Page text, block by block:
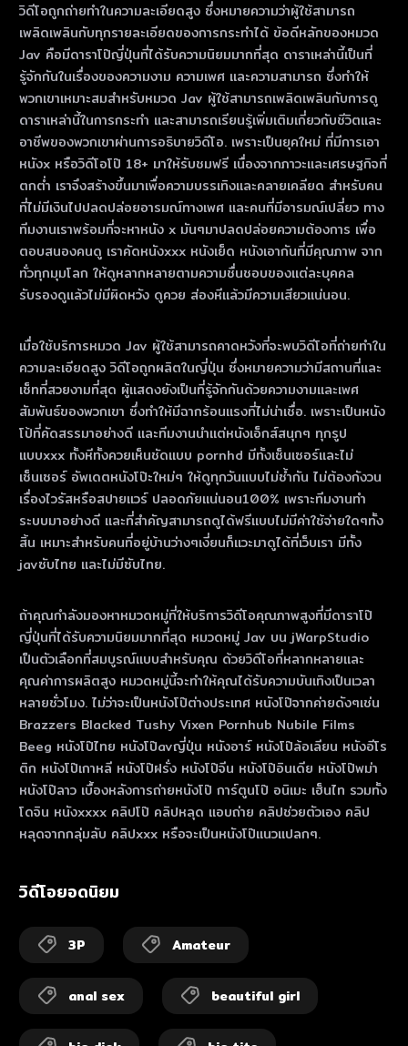
วิดีโอถูกถ่ายทําในความละเอียดสูง ซึ่งหมายความว่าผู้ใช้สามารถ
เพลิดเพลินกับทุกรายละเอียดของการกระทําได้ ข้อดีหลักของหมวด
Jav คือมีดาราโป๊ญี่ปุ่นที่ได้รับความนิยมมากที่สุด ดาราเหล่านี้เป็นที่
รู้จักกันในเรื่องของความงาม ความเพศ และความสามารถ ซึ่งทําให้
พวกเขาเหมาะสมสําหรับหมวด Jav ผู้ใช้สามารถเพลิดเพลินกับการดู
ดาราเหล่านี้ในการกระทํา และสามารถเรียนรู้เพิ่มเติมเกี่ยวกับชีวิตและ
อาชีพของพวกเขาผ่านการอธิบายวิดีโอ. เพราะเป็นยุคใหม่ ที่มีการเอา
หนังx หรือวิดีโอโป๊ 18+ มาให้รับชมฟรี เนื่องจากภาวะและเศรษฐกิจที่
ตกต่ำ เราจึงสร้างขึ้นมาเพื่อความบรรเทิงและคลายเคลียด สำหรับคน
ที่ไม่มีเงินไปปลดปล่อยอารมณ์ทางเพศ และคนที่มีอารมณ์เปลี่ยว ทาง
ทีมงานเราพร้อมที่จะหาหนัง x มันๆมาปลดปล่อยความต้องการ เพื่อ
ตอบสนองคนดู เราคัดหนังxxx หนังเย็ด หนังเอากันที่มีคุณภาพ จาก
ทั่วทุกมุมโลก ให้ดูหลากหลายตามความชื่นชอบของแต่ละบุคคล
รับรองดูแล้วไม่มีผิดหวัง ดูควย ส่องหีแล้วมีความเสียวแน่นอน.
เมื่อใช้บริการหมวด Jav ผู้ใช้สามารถคาดหวังที่จะพบวิดีโอที่ถ่ายทําใน
ความละเอียดสูง วิดีโอถูกผลิตในญี่ปุ่น ซึ่งหมายความว่ามีสถานที่และ
เซ็ทที่สวยงามที่สุด ผู้แสดงยังเป็นที่รู้จักกันด้วยความงามและเพศ
สัมพันธ์ของพวกเขา ซึ่งทําให้มีฉากร้อนแรงที่ไม่น่าเชื่อ. เพราะเป็นหนัง
โป้ที่คัดสรรมาอย่างดี และทีมงานนำแต่หนังเอ็กส์สนุกๆ ทุกรูป
แบบxxx ทั้งหีทั้งควยเห็นชัดแบบ pornhd มีทั้งเซ็นเซอร์และไม่
เซ็นเซอร์ อัพเดตหนังโป๊ะใหม่ๆ ให้ดูทุกวันแบบไม่ซ้ำกัน ไม่ต้องกังวน
เรื่องไวรัสหรือสปายแวร์ ปลอดภัยแน่นอน100% เพราะทีมงานทำ
ระบบมาอย่างดี และที่สำคัญสามารถดูได้ฟรีแบบไม่มีค่าใช้จ่ายใดๆทั้ง
สิ้น เหมาะสำหรับคนที่อยู่บ้านว่างๆเงี่ยนก็แวะมาดูได้ที่เว็บเรา มีทั้ง
javซับไทย และไม่มีซับไทย.
ถ้าคุณกําลังมองหาหมวดหมู่ที่ให้บริการวิดีโอคุณภาพสูงที่มีดาราโป๊
ญี่ปุ่นที่ได้รับความนิยมมากที่สุด หมวดหมู่ Jav บน jWarpStudio
เป็นตัวเลือกที่สมบูรณ์แบบสําหรับคุณ ด้วยวิดีโอที่หลากหลายและ
คุณค่าการผลิตสูง หมวดหมู่นี้จะทําให้คุณได้รับความบันเทิงเป็นเวลา
หลายชั่วโมง. ไม่ว่าจะเป็นหนังโป๊ต่างประเทศ หนังโป๊จากค่ายดังๆเช่น
Brazzers Blacked Tushy Vixen Pornhub Nubile Films
Beeg หนังโป๊ไทย หนังโป๊avญี่ปุ่น หนังอาร์ หนังโป๊ล้อเลียน หนังอีโร
ติก หนังโป๊เกาหลี หนังโป๊ฝรั่ง หนังโป๊จีน หนังโป๊อินเดีย หนังโป๊พม่า
หนังโป๊ลาว เบื้องหลังการถ่ายหนังโป๊ การ์ตูนโป๊ อนิเมะ เฮ็นไท รวมทั้ง
โดจิน หนังxxxx คลิปโป๊ คลิปหลุด แอบถ่าย คลิปช่วยตัวเอง คลิป
หลุดจากกลุ่มลับ คลิปxxx หรือจะเป็นหนังโป๊แนวแปลกๆ.
วิดีโอยอดนิยม
3P Amateur
anal sex beautiful girl